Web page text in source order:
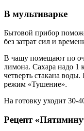
В мультиварке
Бытовой прибор
без затрат сил и
В чашу помещают по
лимона. Сахара надо 1
четверть стакана
режим «Тушение».
На готовку уходит 30-
Рецепт